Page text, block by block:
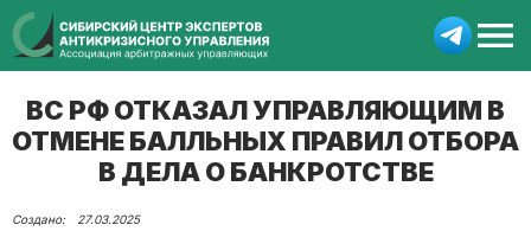
ВС РФ ОТКАЗАЛ УПРАВЛЯЮЩИМ В
ОТМЕНЕ БАЛЛЬНЫХ ПРАВИЛ ОТБОРА
В ДЕЛА О БАНКРОТСТВЕ
27.03.2025